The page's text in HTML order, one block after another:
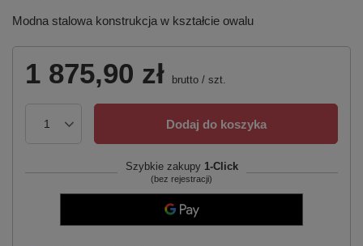
Modna stalowa konstrukcja w kształcie owalu
1 875,90 zł brutto / szt.
Dodaj do koszyka
Szybkie zakupy 1-Click
(bez rejestracji)